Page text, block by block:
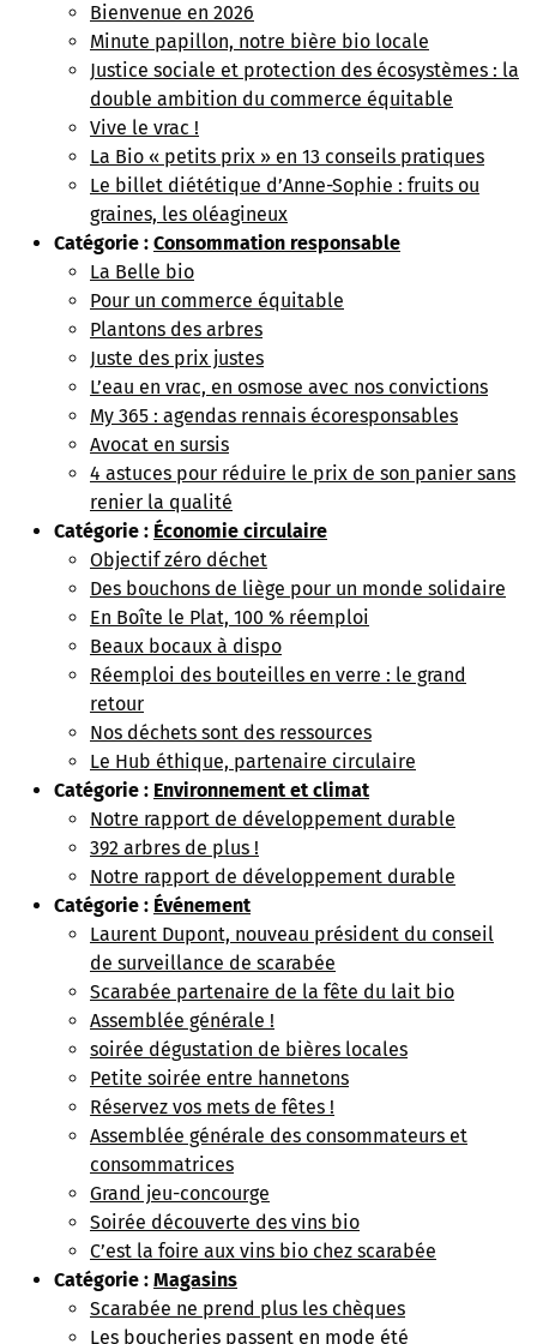
Bienvenue en 2026
Minute papillon, notre bière bio locale
Justice sociale et protection des écosystèmes : la
double ambition du commerce équitable
Vive le vrac !
La Bio « petits prix » en 13 conseils pratiques
Le billet diététique d’Anne-Sophie : fruits ou
graines, les oléagineux
Catégorie : Consommation responsable
La Belle bio
Pour un commerce équitable
Plantons des arbres
Juste des prix justes
L’eau en vrac, en osmose avec nos convictions
My 365 : agendas rennais écoresponsables
Avocat en sursis
4 astuces pour réduire le prix de son panier sans
renier la qualité
Catégorie : Économie circulaire
Objectif zéro déchet
Des bouchons de liège pour un monde solidaire
En Boîte le Plat, 100 % réemploi
Beaux bocaux à dispo
Réemploi des bouteilles en verre : le grand
retour
Nos déchets sont des ressources
Le Hub éthique, partenaire circulaire
Catégorie : Environnement et climat
Notre rapport de développement durable
392 arbres de plus !
Notre rapport de développement durable
Catégorie : Événement
Laurent Dupont, nouveau président du conseil
de surveillance de scarabée
Scarabée partenaire de la fête du lait bio
Assemblée générale !
soirée dégustation de bières locales
Petite soirée entre hannetons
Réservez vos mets de fêtes !
Assemblée générale des consommateurs et
consommatrices
Grand jeu-concourge
Soirée découverte des vins bio
C’est la foire aux vins bio chez scarabée
Catégorie : Magasins
Scarabée ne prend plus les chèques
Les boucheries passent en mode été